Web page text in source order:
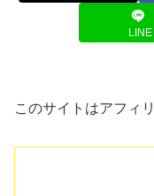
LINE
このサイトはアフィ